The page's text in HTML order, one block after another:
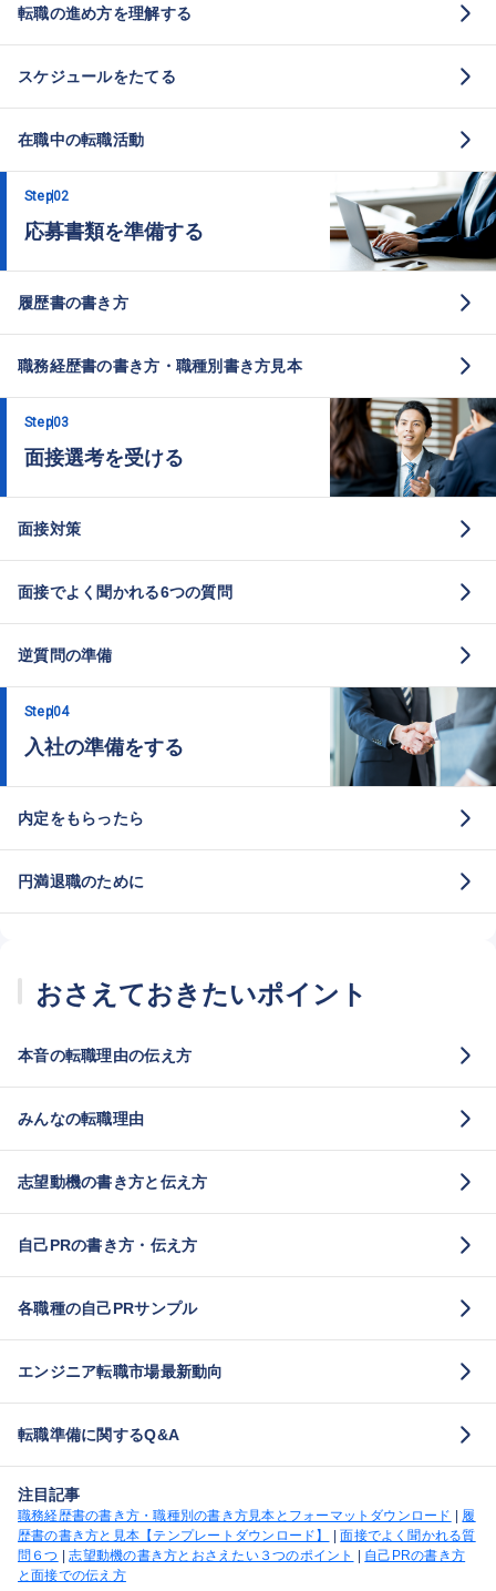
転職の進め方を理解する
スケジュールをたてる
在職中の転職活動
Step02
応募書類を準備する
履歴書の書き方
職務経歴書の書き方・職種別書き方見本
Step03
面接選考を受ける
面接対策
面接でよく聞かれる6つの質問
逆質問の準備
Step04
入社の準備をする
内定をもらったら
円満退職のために
おさえておきたいポイント
本音の転職理由の伝え方
みんなの転職理由
志望動機の書き方と伝え方
自己PRの書き方・伝え方
各職種の自己PRサンプル
エンジニア転職市場最新動向
転職準備に関するQ&A
注目記事
職務経歴書の書き方・職種別の書き方見本とフォーマットダウンロード
履
歴書の書き方と見本【テンプレートダウンロード】
|面接でよく聞かれる質
問６つ
|志望動機の書き方とおさえたい３つのポイント
自己PRの書き方
と面接での伝え方